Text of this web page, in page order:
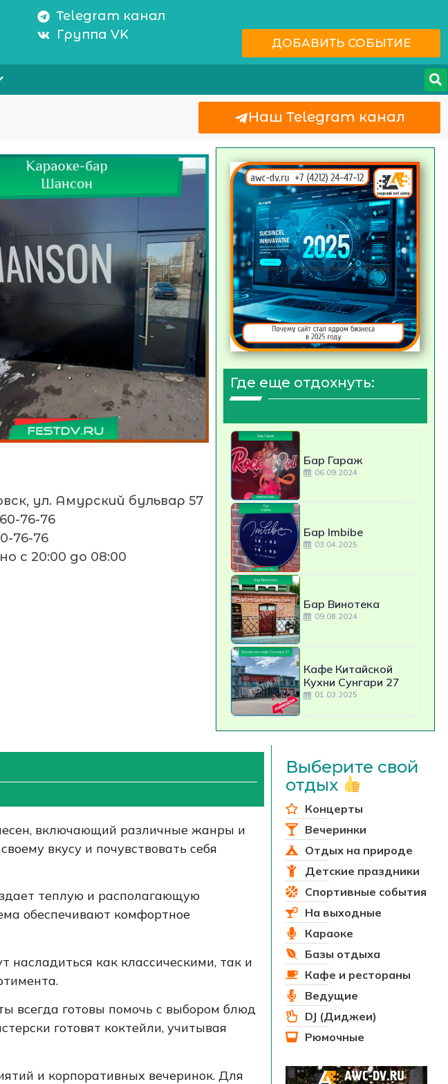
Telegram канал
Группа VK
ДОБАВИТЬ СОБЫТИЕ
Наш Telegram канал
ул. Амурский бульвар 57
76-76
76-76
с 20:00 до 08:00
Где еще отдохнуть:
Бар Гараж
06.09.2024
Бар Imbibe
03.04.2025
Бар Винотека
09.08.2024
Кафе Китайской
Кухни Сунгари 27
01.03.2025
включающий различные жанры и
вкусу и почувствовать себя
теплую и располагающую
обеспечивают комфортное
насладиться как классическими, так и
всегда готовы помочь с выбором блюд
готовят коктейли, учитывая
и корпоративных вечеринок. Для
Выберите свой
отдых
Концерты
Вечеринки
Отдых на природе
Детские праздники
Спортивные события
На выходные
Караоке
Базы отдыха
Кафе и рестораны
Ведущие
DJ (Диджеи)
Рюмочные